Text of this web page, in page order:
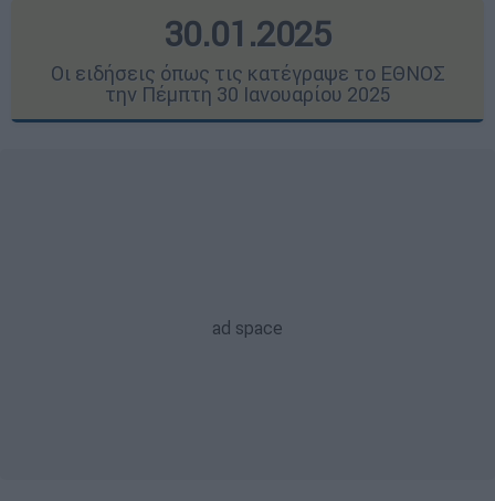
30.01.2025
Οι ειδήσεις όπως τις κατέγραψε το ΕΘΝΟΣ
την Πέμπτη 30 Ιανουαρίου 2025